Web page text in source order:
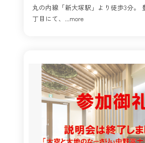
丸の内線「新大塚駅」より徒歩3分。
丁目にて、...more